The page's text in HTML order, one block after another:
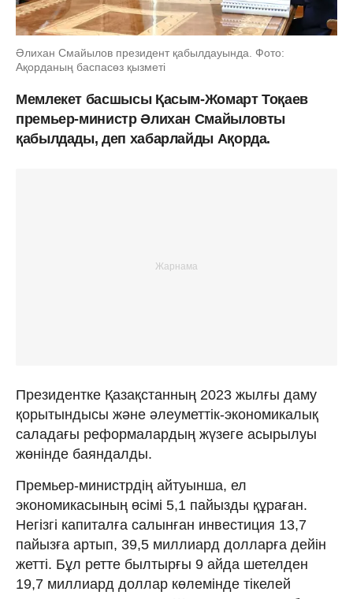
Әлихан Смайылов президент қабылдауында. Фото:
Ақорданың баспасөз қызметі
Мемлекет басшысы Қасым-Жомарт Тоқаев
премьер-министр Әлихан Смайыловты
қабылдады, деп хабарлайды Ақорда.
Президентке Қазақстанның 2023 жылғы даму
қорытындысы және әлеуметтік-экономикалық
саладағы реформалардың жүзеге асырылуы
жөнінде баяндалды.
Премьер-министрдің айтуынша, ел
экономикасының өсімі 5,1 пайызды құраған.
Негізгі капиталға салынған инвестиция 13,7
пайызға артып, 39,5 миллиард долларға дейін
жетті. Бұл ретте былтырғы 9 айда шетелден
19,7 миллиард доллар көлемінде тікелей